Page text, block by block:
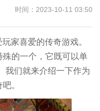
时间：2023-10-11 03:50
家喜爱的传奇游戏。
的一个，它既可以单
我们就来介绍一下作为
。